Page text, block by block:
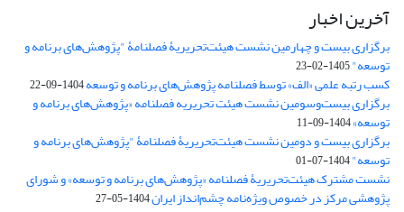
آخرین اخبار
برگزاری بیست و چهارمین نشست هیئت‌تحریریۀ فصلنامۀ "پژوهش‌های برنامه و
توسعه"1405-02-23
کسب رتبه علمی «الف» توسط فصلنامه پژوهش‌های برنامه و توسعه1404-09-22
برگزاری بیست‌وسومین نشست هیئت‌ تحریریه فصلنامه «پژوهش‌های برنامه و
توسعه»1404-09-11
برگزاری بیست و دومین نشست هیئت‌تحریریۀ فصلنامۀ "پژوهش‌های برنامه و
توسعه"1404-07-01
نشست مشترک هیئت‌تحریریۀ فصلنامه «پژوهش‌های برنامه و توسعه» و شورای
پژوهشی مرکز در خصوص ویژه‌نامه چشم‌انداز ایران1404-05-27